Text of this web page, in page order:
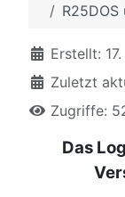
Erstellt:
Zuletzt
Zugriffe:
Das